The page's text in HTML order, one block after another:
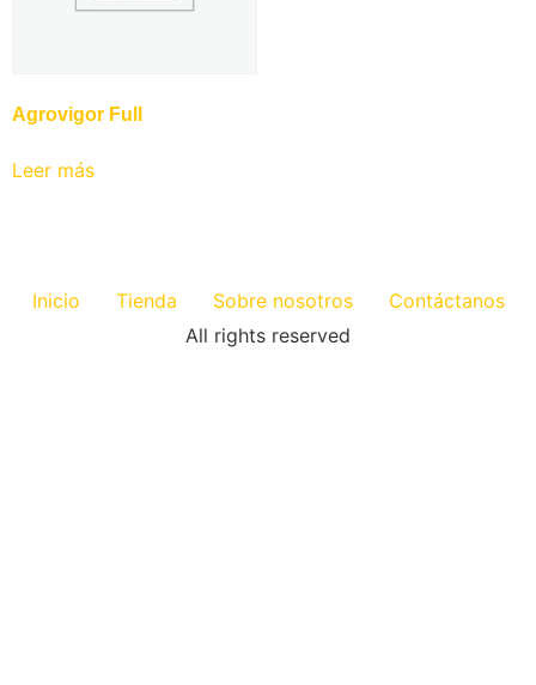
Agrovigor Full
Leer más
Inicio Tienda Sobre nosotros
Contáctanos
All rights reserved